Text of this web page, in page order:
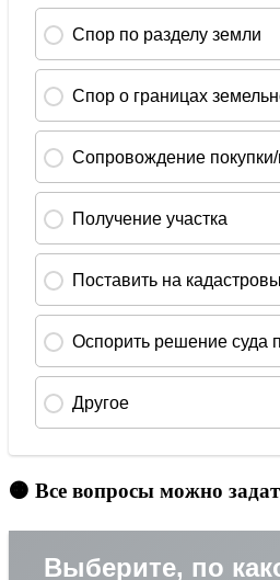
🟠 Все вопросы можно